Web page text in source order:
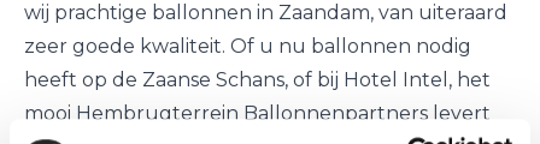
wij prachtige ballonnen in Zaandam, van uiteraard
zeer goede kwaliteit. Of u nu ballonnen nodig
heeft op de Zaanse Schans, of bij Hotel Intel, het
mooi Hembrugterrein Ballonnenpartners levert